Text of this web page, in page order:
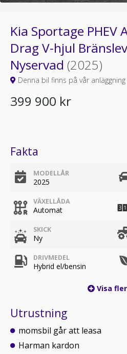
Kia Sportage PHEV
Drag V-hjul
Nyservad (2025)
Denna bil finns på vår
399 900 kr
Fakta
MODELLÅR
2025
VÄXELLÅDA
Automat
SKICK
Ny
DRIVMEDEL
Hybrid el/bensin
Visa fler
Utrustning
momsbil går att leasa
Harman kardon